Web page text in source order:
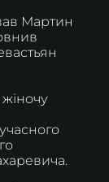
Мартин